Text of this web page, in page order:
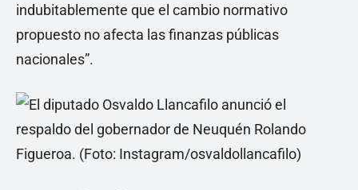
indubitablemente que el cambio normativo
propuesto no afecta las finanzas públicas
nacionales”.